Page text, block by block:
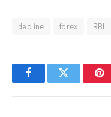
decline forex RBI
FacebookTwitter